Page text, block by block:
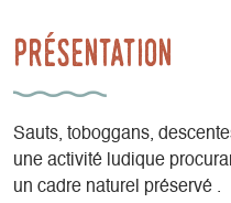
Présentation
Sauts, toboggans,
une activité ludique
un cadre naturel préservé .